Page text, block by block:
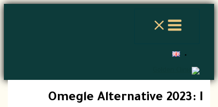
تخطي
Omegle Alternative 2023: I
اكتب
اسم*
Email*
الموقع